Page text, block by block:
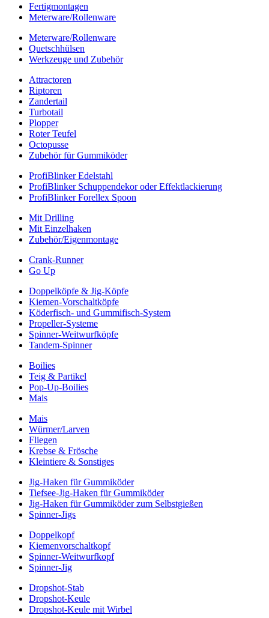
Fertigmontagen
Meterware/Rollenware
Meterware/Rollenware
Quetschhülsen
Werkzeuge und Zubehör
Attractoren
Riptoren
Zandertail
Turbotail
Plopper
Roter Teufel
Octopusse
Zubehör für Gummiköder
ProfiBlinker Edelstahl
ProfiBlinker Schuppendekor oder Effektlackierung
ProfiBlinker Forellex Spoon
Mit Drilling
Mit Einzelhaken
Zubehör/Eigenmontage
Crank-Runner
Go Up
Doppelköpfe & Jig-Köpfe
Kiemen-Vorschaltköpfe
Köderfisch- und Gummifisch-System
Propeller-Systeme
Spinner-Weitwurfköpfe
Tandem-Spinner
Boilies
Teig & Partikel
Pop-Up-Boilies
Mais
Mais
Würmer/Larven
Fliegen
Krebse & Frösche
Kleintiere & Sonstiges
Jig-Haken für Gummiköder
Tiefsee-Jig-Haken für Gummiköder
Jig-Haken für Gummiköder zum Selbstgießen
Spinner-Jigs
Doppelkopf
Kiemenvorschaltkopf
Spinner-Weitwurfkopf
Spinner-Jig
Dropshot-Stab
Dropshot-Keule
Dropshot-Keule mit Wirbel